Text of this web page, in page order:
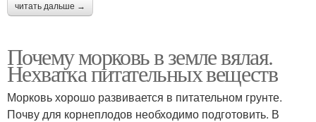
читать дальше →
Почему морковь в земле вялая.
Нехватка питательных веществ
Морковь хорошо развивается в питательном грунте.
Почву для корнеплодов необходимо подготовить. В